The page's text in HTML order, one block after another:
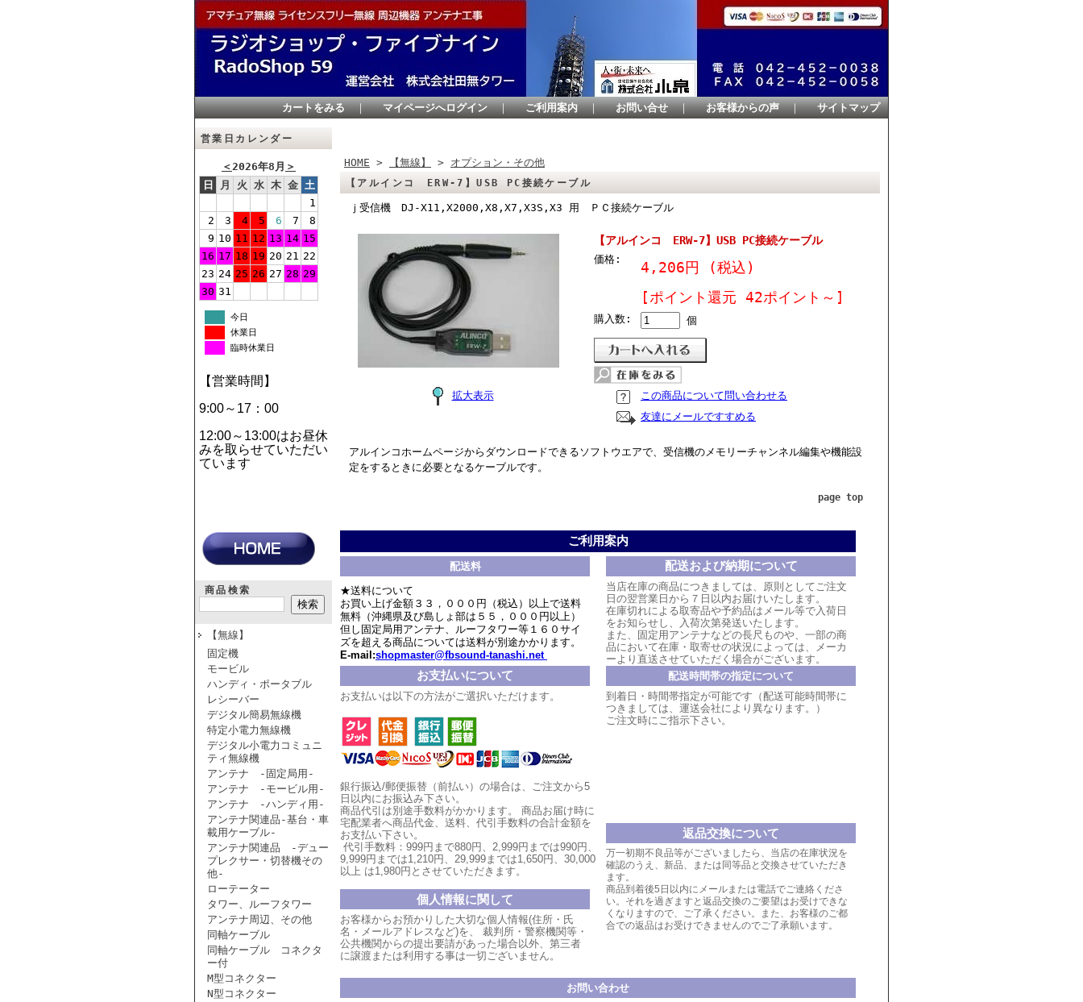
カートをみる ｜ マイページへログイン ｜ ご利用案内 ｜ お問い合せ ｜ お客様からの声 ｜ サイトマップ
営業日カレンダー
＜2026年8月 ＞
日
月 火 水 木 金 土
1
2
3 4 5 6 7
8
9 10 11 12 13 14 15
16 17 18 19 20 21 22
23 24 25 26 27 28 29
30 31
今日
休業日
臨時休業日
【営業時間】
9:00～17：00
12:00～13:00はお昼休
みを取らせていただい
ています
商品検索
【無線】
固定機
モービル
ハンディ・ポータブル
レシーバー
デジタル簡易無線機
特定小電力無線機
デジタル小電力コミュニ
ティ無線機
アンテナ -固定局用-
アンテナ -モービル用-
アンテナ -ハンディ用-
アンテナ関連品-基台・車
載用ケーブル-
アンテナ関連品 -デュー
プレクサー・切替機その
他-
ローテーター
タワー、ルーフタワー
アンテナ周辺、その他
同軸ケーブル
同軸ケーブル コネクタ
ー付
M型コネクター
N型コネクター
HOME > 【無線】 > オプション・その他
【アルインコ ERW-7】USB PC接続ケーブル
ｊ受信機 DJ-X11,X2000,X8,X7,X3S,X3 用 ＰＣ接続ケーブル
拡大表示
【アルインコ ERW-7】USB PC接続ケーブル
価格: 4,206円
(税込)
[ポイント還元 42ポイント～]
購入数: 個
この商品について問い合わせる
友達にメールですすめる
アルインコホームページからダウンロードできるソフトウエアで、受信機のメモリーチャンネル編集や機能設
定をするときに必要となるケーブルです。
page top
ご利用案内
配送料
★送料について
お買い上げ金額３３，０００円（税込）以上で送料
無料（沖縄県及び島しょ部は５５，０００円以上）
但し固定局用アンテナ、ルーフタワー等１６０サイ
ズを超える商品については送料が別途かかります。
E-mail:shopmaster@fbsound-tanashi.net
配送および納期について
当店在庫の商品につきましては、原則としてご注文
日の翌営業日から７日以内お届けいたします。
在庫切れによる取寄品や予約品はメール等で入荷日
をお知らせし、入荷次第発送いたします。
また、固定用アンテナなどの長尺ものや、一部の商
品において在庫・取寄せの状況によっては、メーカ
ーより直送させていただく場合がございます。
お支払いについて
お支払いは以下の方法がご選択いただけます。
銀行振込/郵便振替（前払い）の場合は、ご注文から5
日以内にお振込み下さい。
商品代引は別途手数料がかかります。
商品お届け時に
宅配業者へ商品代金、送料、代引手数料の合計金額を
お支払い下さい。
代引手数料：999円まで880円、 2,999円ま では990円、
9,999円までは1,210円、 29,999までは1,650円、30,000
以上 は1,980円とさせていただきます。
個人情報に関して
お客様からお預かりした大切な個人情報(住所・氏
名・メールアドレスなど)を、 裁判所・警察機関等・
公共機関からの提出要請があった場合以外、第三者
に譲渡または利用する事は一切ございません。
配送時間帯の指定について
到着日・時間帯指定が可能です（配送可能時間帯に
つきましては、運送会社により異なります。）
ご注文時にご指示下さい。
返品交換について
万一初期不良品等がございましたら、当店の在庫状況を
確認のうえ、新品、または同等品と交換させていただき
ます。
商品到着後5日以内にメールまたは電話でご連絡くださ
い。それを過ぎますと返品交換のご要望はお受けできな
くなりますので、ご了承ください。また、お客様のご都
合での返品はお受けできませんのでご了承願います。
お問い合わせ